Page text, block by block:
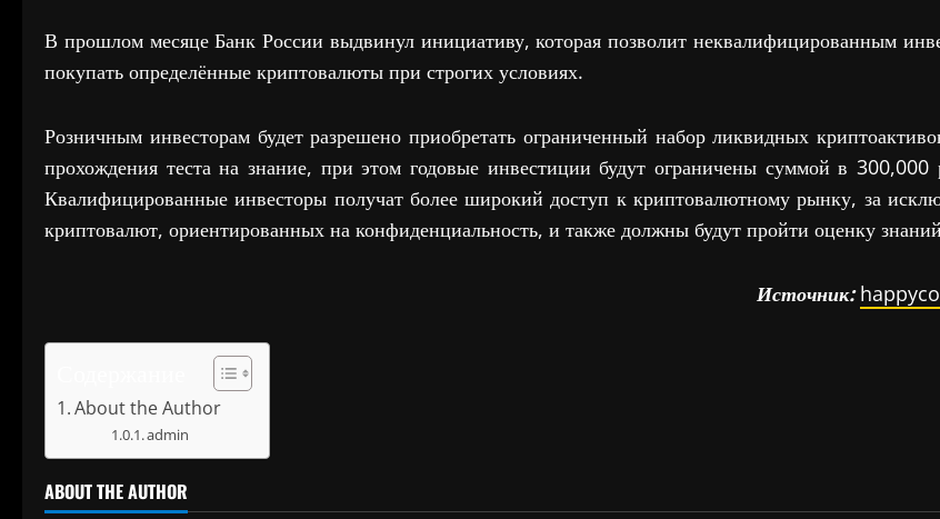
В прошлом месяце Банк России выдвинул инициативу, которая позволит неквалифицированным
покупать определённые криптовалюты при строгих условиях.
Розничным инвесторам будет разрешено приобретать ограниченный набор ликвидных
прохождения теста на знание, при этом годовые инвестиции будут ограничены суммой в 300,000
Квалифицированные инвесторы получат более широкий доступ к криптовалютному рынку, за
криптовалют, ориентированных на конфиденциальность, и также должны будут пройти оценку
Источник:
About the Author
admin
ABOUT THE AUTHOR